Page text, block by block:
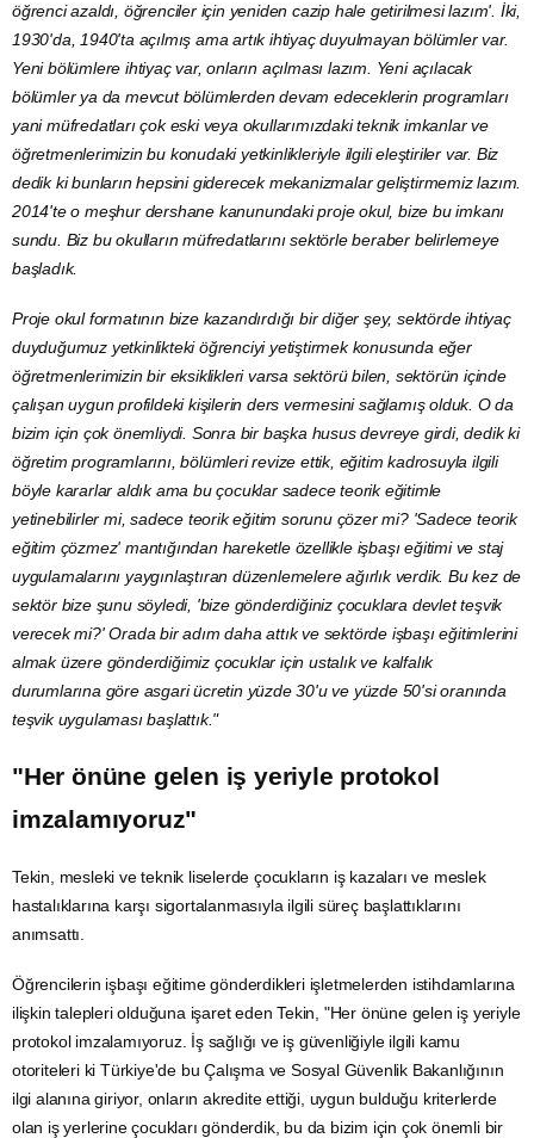
öğrenci azaldı, öğrenciler için yeniden cazip hale getirilmesi lazım'. İki,
1930'da, 1940'ta açılmış ama artık ihtiyaç duyulmayan bölümler var.
Yeni bölümlere ihtiyaç var, onların açılması lazım. Yeni açılacak
bölümler ya da mevcut bölümlerden devam edeceklerin programları
yani müfredatları çok eski veya okullarımızdaki teknik imkanlar ve
öğretmenlerimizin bu konudaki yetkinlikleriyle ilgili eleştiriler var. Biz
dedik ki bunların hepsini giderecek mekanizmalar geliştirmemiz lazım.
2014'te o meşhur dershane kanunundaki proje okul, bize bu imkanı
sundu. Biz bu okulların müfredatlarını sektörle beraber belirlemeye
başladık.
Proje okul formatının bize kazandırdığı bir diğer şey, sektörde ihtiyaç
duyduğumuz yetkinlikteki öğrenciyi yetiştirmek konusunda eğer
öğretmenlerimizin bir eksiklikleri varsa sektörü bilen, sektörün içinde
çalışan uygun profildeki kişilerin ders vermesini sağlamış olduk. O da
bizim için çok önemliydi. Sonra bir başka husus devreye girdi, dedik ki
öğretim programlarını, bölümleri revize ettik, eğitim kadrosuyla ilgili
böyle kararlar aldık ama bu çocuklar sadece teorik eğitimle
yetinebilirler mi, sadece teorik eğitim sorunu çözer mi? 'Sadece teorik
eğitim çözmez' mantığından hareketle özellikle işbaşı eğitimi ve staj
uygulamalarını yaygınlaştıran düzenlemelere ağırlık verdik. Bu kez de
sektör bize şunu söyledi, 'bize gönderdiğiniz çocuklara devletteşvik
verecek mi?' Orada bir adım daha attık ve sektörde işbaşı eğitimlerini
almak üzere gönderdiğimiz çocuklar için ustalık ve kalfalık
durumlarına göre asgari ücretin yüzde 30'u ve yüzde 50'si oranında
teşvik uygulaması başlattık."
"Her önüne gelen iş yeriyle protokol
imzalamıyoruz"
Tekin, mesleki ve teknik liselerde çocukların iş kazaları ve meslek
hastalıklarına karşı sigortalanmasıyla ilgili süreç başlattıklarını
anımsattı.
Öğrencilerin işbaşı eğitime gönderdikleri işletmelerden istihdamlarına
ilişkin talepleri olduğuna işaret eden Tekin, "Her önüne gelen iş yeriyle
protokol imzalamıyoruz. İş sağlığı ve iş güvenliğiyle ilgili kamu
otoriteleri ki Türkiye'de bu Çalışma ve Sosyal Güvenlik Bakanlığının
ilgi alanına giriyor, onların akredite ettiği, uygun bulduğu kriterlerde
olan iş yerlerine çocukları gönderdik, bu da bizim için çok önemli bir